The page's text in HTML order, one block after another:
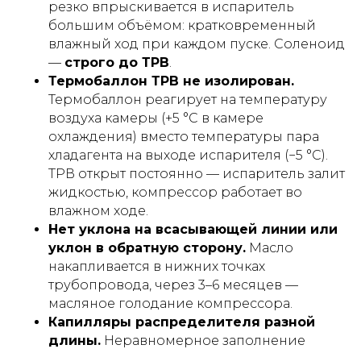
резко впрыскивается в испаритель
большим объёмом: кратковременный
влажный ход при каждом пуске. Соленоид
— строго до ТРВ.
Термобаллон ТРВ не изолирован.
Термобаллон реагирует на температуру
воздуха камеры (+5 °С в камере
охлаждения) вместо температуры пара
хладагента на выходе испарителя (−5 °С).
ТРВ открыт постоянно — испаритель залит
жидкостью, компрессор работает во
влажном ходе.
Нет уклона на всасывающей линии или
уклон в обратную сторону. Масло
накапливается в нижних точках
трубопровода, через 3–6 месяцев —
масляное голодание компрессора.
Капилляры распределителя разной
длины. Неравномерное заполнение